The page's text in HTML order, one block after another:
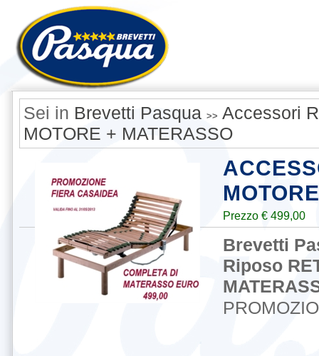
Sei in Brevetti Pasqua >> Accessori
MOTORE + MATERASSO
Prezzo € 499,00
Brevetti
Riposo